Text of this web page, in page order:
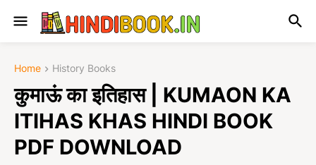
Home History Books
कुमाऊं का इतिहास | KUMAON KA
ITIHAS KHAS HINDI BOOK
PDF DOWNLOAD